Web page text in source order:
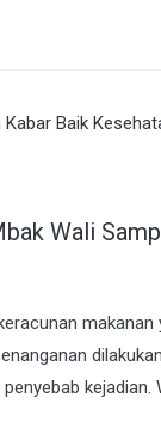
Wali
makanan
kejadian.